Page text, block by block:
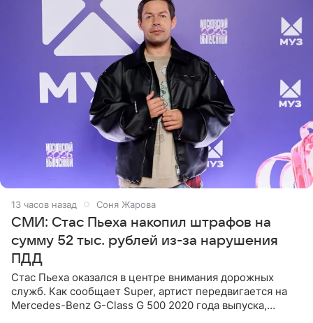
13 часов назад Соня Жарова
СМИ: Стас Пьеха накопил штрафов на
сумму 52 тыс. рублей из-за нарушения
ПДД
Стас Пьеха оказался в центре внимания дорожных
служб. Как сообщает Super, артист передвигается на
Mercedes-Benz G-Class G 500 2020 года выпуска,